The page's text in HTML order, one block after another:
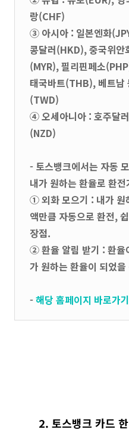
랑(CHF)
③ 아시아 : 일본엔화
콩달러(HKD), 중국위안
(MYR), 필리핀페소
태국바트(THB), 베트남
(TWD)
④ 오세아니아 : 호주달
(NZD)
- 토스뱅크에서는 자동
내가 원하는 환율로 환전
① 외화 모으기 : 내가 원
액만큼 자동으로 환전,
장점.
② 환율 알림 받기 : 환율
가 원하는 환율이 되었
-해당 홈페이지 바로가기
2. 토스뱅크 카드